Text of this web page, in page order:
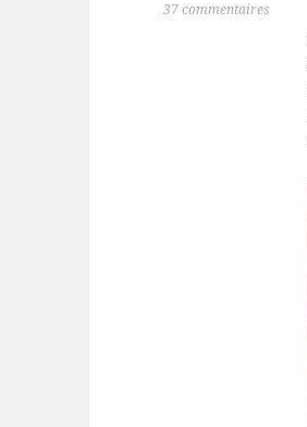
37 commentaires